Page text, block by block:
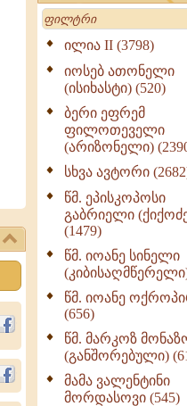
მოძღვრის ძალზე
სასარგებლო
მრევლისათვის
Wisdomge (514)
ქადაგებანი
ეპისკოპოსისა - II
(370)
სულიერი
სახელმძღვანელო
ნაწილი II (369)
ღმერთი და
(287)
ბერის დიადემა
მონაზვნური
გამოცდილების
ოთხი ასეული
სიყვარულის
(259)
Search
ილია II (3798)
იოსებ ათონელი
(ისიხასტი) (520)
ბერი ეფრემ
ფილოთეველი
(არიზონელი)
სხვა ავტორი
წმ. ეპისკოპოსი
გაბრიელი
(1479)
წმ. იოანე სინელი
წმ. იოანე
(656)
წმ. მარკოზ
(განშორებული)
მამა ვალენტინი
მორდასოვი (545)